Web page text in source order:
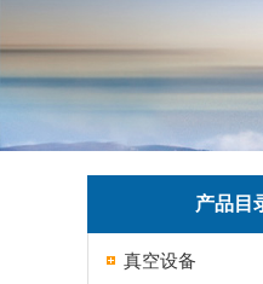
产品目
真空设备